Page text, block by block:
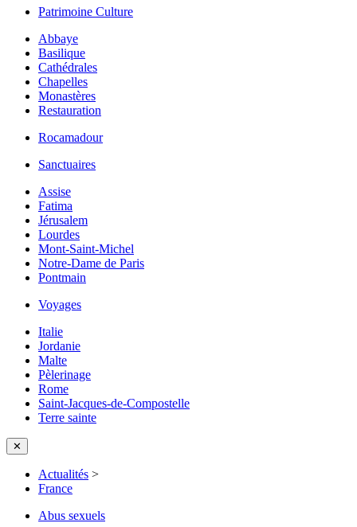
Patrimoine Culture
Abbaye
Basilique
Cathédrales
Chapelles
Monastères
Restauration
Rocamadour
Sanctuaires
Assise
Fatima
Jérusalem
Lourdes
Mont-Saint-Michel
Notre-Dame de Paris
Pontmain
Voyages
Italie
Jordanie
Malte
Pèlerinage
Rome
Saint-Jacques-de-Compostelle
Terre sainte
✕
Actualités >
France
Abus sexuels